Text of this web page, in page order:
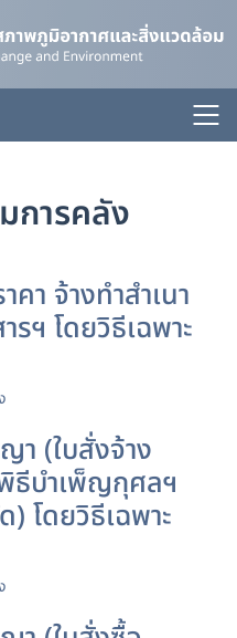
การคลัง
คา จ้างทำสำเนา
รฯ โดยวิธีเฉพาะ
(ใบสั่งจ้าง
ธีบำเพ็ญกุศลฯ
โดยวิธีเฉพาะ